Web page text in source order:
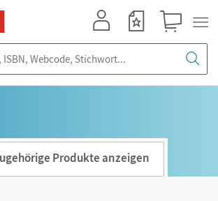
Produkte anzeigen